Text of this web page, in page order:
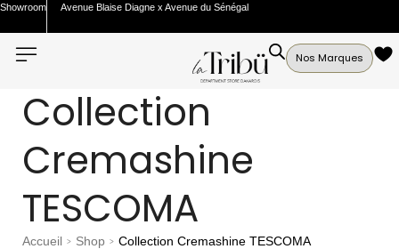
Showroom Avenue Blaise Diagne x Avenue du Sénégal
Nos Marques
Collection
Cremashine
TESCOMA
Accueil > Shop > Collection Cremashine TESCOMA